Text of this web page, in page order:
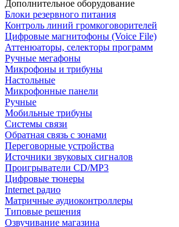
Дополнительное оборудование
Блоки резервного питания
Контроль линий громкоговорителей
Цифровые магнитофоны (Voice File)
Аттенюаторы, селекторы программ
Ручные мегафоны
Микрофоны и трибуны
Настольные
Микрофонные панели
Ручные
Мобильные трибуны
Системы связи
Обратная связь с зонами
Переговорные устройства
Источники звуковых сигналов
Проигрыватели CD/MP3
Цифровые тюнеры
Internet радио
Матричные аудиоконтроллеры
Типовые решения
Озвучивание магазина